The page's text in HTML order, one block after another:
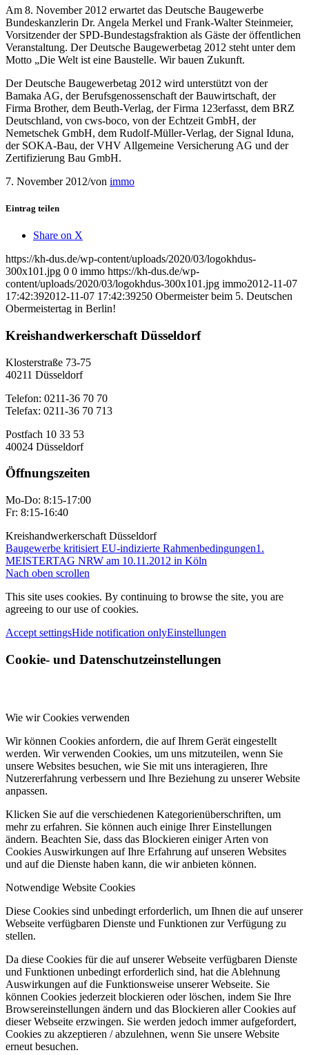
Am 8. November 2012 erwartet das Deutsche Baugewerbe
Bundeskanzlerin Dr. Angela Merkel und Frank-Walter Steinmeier,
Vorsitzender der SPD-Bundestagsfraktion als Gäste der öffentlichen
Veranstaltung. Der Deutsche Baugewerbetag 2012 steht unter dem
Motto „Die Welt ist eine Baustelle. Wir bauen Zukunft.
Der Deutsche Baugewerbetag 2012 wird unterstützt von der
Bamaka AG, der Berufsgenossenschaft der Bauwirtschaft, der
Firma Brother, dem Beuth-Verlag, der Firma 123erfasst, dem BRZ
Deutschland, von cws-boco, von der Echtzeit GmbH, der
Nemetschek GmbH, dem Rudolf-Müller-Verlag, der Signal Iduna,
der SOKA-Bau, der VHV Allgemeine Versicherung AG und der
Zertifizierung Bau GmbH.
7. November 2012/von immo
Eintrag teilen
Share on X
https://kh-dus.de/wp-content/uploads/2020/03/logokhdus-
300x101.jpg 0 0 immo https://kh-dus.de/wp-
content/uploads/2020/03/logokhdus-300x101.jpg immo2012-11-07
17:42:392012-11-07 17:42:39250 Obermeister beim 5. Deutschen
Obermeistertag in Berlin!
Kreishandwerkerschaft Düsseldorf
Klosterstraße 73-75
40211 Düsseldorf
Telefon: 0211-36 70 70
Telefax: 0211-36 70 713
Postfach 10 33 53
40024 Düsseldorf
Öffnungszeiten
Mo-Do: 8:15-17:00
Fr: 8:15-16:40
Kreishandwerkerschaft Düsseldorf
Baugewerbe kritisiert EU-indizierte Rahmenbedingungen1.
MEISTERTAG NRW am 10.11.2012 in Köln
Nach oben scrollen
This site uses cookies. By continuing to browse the site, you are
agreeing to our use of cookies.
Accept settingsHide notification onlyEinstellungen
Cookie- und Datenschutzeinstellungen
Wie wir Cookies verwenden
Wir können Cookies anfordern, die auf Ihrem Gerät eingestellt
werden. Wir verwenden Cookies, um uns mitzuteilen, wenn Sie
unsere Websites besuchen, wie Sie mit uns interagieren, Ihre
Nutzererfahrung verbessern und Ihre Beziehung zu unserer Website
anpassen.
Klicken Sie auf die verschiedenen Kategorienüberschriften, um
mehr zu erfahren. Sie können auch einige Ihrer Einstellungen
ändern. Beachten Sie, dass das Blockieren einiger Arten von
Cookies Auswirkungen auf Ihre Erfahrung auf unseren Websites
und auf die Dienste haben kann, die wir anbieten können.
Notwendige Website Cookies
Diese Cookies sind unbedingt erforderlich, um Ihnen die auf unserer
Webseite verfügbaren Dienste und Funktionen zur Verfügung zu
stellen.
Da diese Cookies für die auf unserer Webseite verfügbaren Dienste
und Funktionen unbedingt erforderlich sind, hat die Ablehnung
Auswirkungen auf die Funktionsweise unserer Webseite. Sie
können Cookies jederzeit blockieren oder löschen, indem Sie Ihre
Browsereinstellungen ändern und das Blockieren aller Cookies auf
dieser Webseite erzwingen. Sie werden jedoch immer aufgefordert,
Cookies zu akzeptieren / abzulehnen, wenn Sie unsere Website
erneut besuchen.